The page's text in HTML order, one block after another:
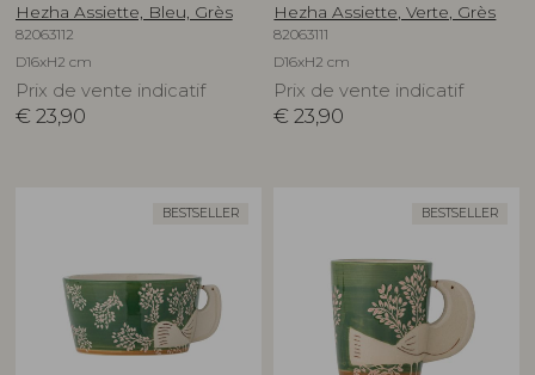
Hezha Assiette, Bleu, Grès
82063112
D16xH2 cm
Prix de vente indicatif
€ 23,90
Hezha Assiette, Verte, Grès
82063111
D16xH2 cm
Prix de vente indicatif
€ 23,90
BESTSELLER BESTSELLER